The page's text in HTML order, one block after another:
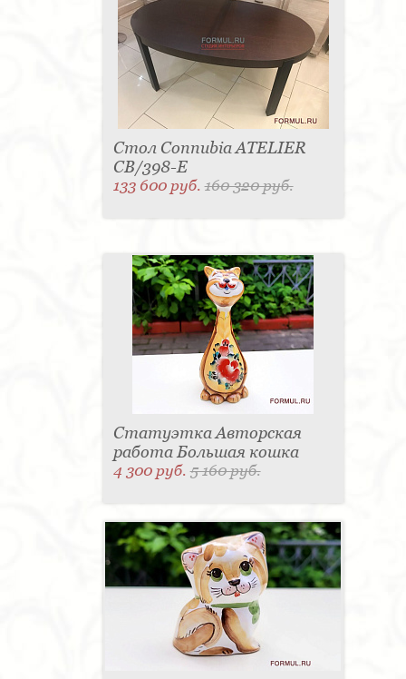
Стол Connubia ATELIER
CB/398-Е
133 600 руб.160 320 руб.
Статуэтка Авторская
работа Большая кошка
4 300 руб.5 160 руб.